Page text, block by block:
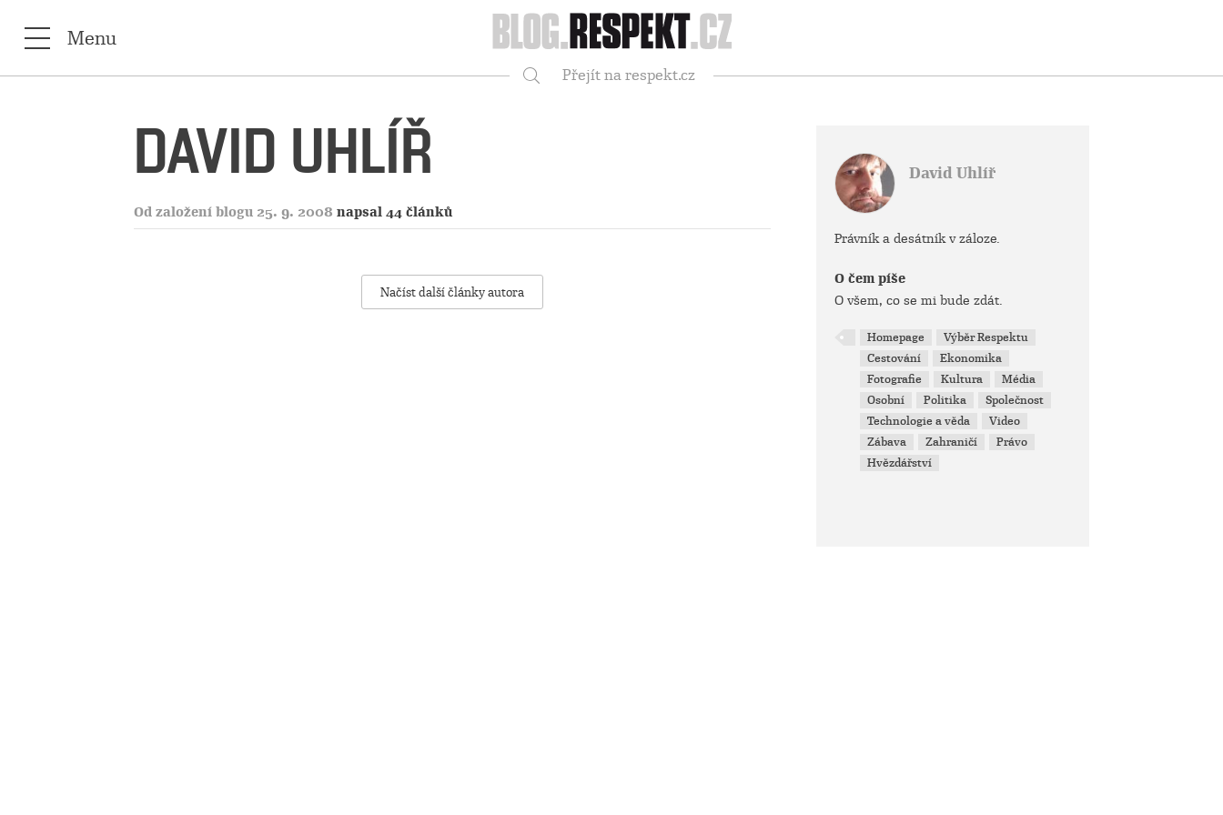
Respekt
Menu
Přejít na respekt.cz
DAVID UHLÍŘ
Od založení blogu 25. 9. 2008 napsal 44 článků
Načíst další články autora
David Uhlíř
Právník a desátník v záloze.
O čem píše
O všem, co se mi bude zdát.
Homepage
Výběr Respektu
Cestování
Ekonomika
Fotografie
Kultura
Média
Osobní
Politika
Společnost
Technologie a věda
Video
Zábava
Zahraničí
Právo
Hvězdářství